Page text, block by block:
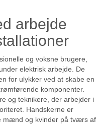
arbejde
og voksne brugere,
elektrisk arbejde. De
for ulykker ved at skabe en
komponenter.
og teknikere, der arbejder i
Handskerne er
mænd og kvinder på tværs af